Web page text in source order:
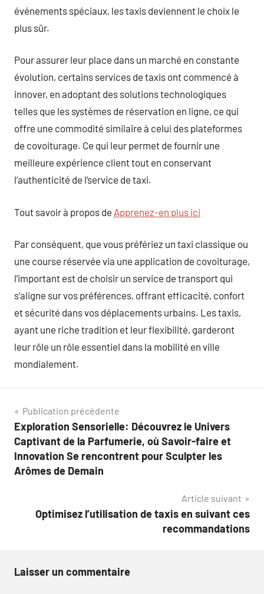
événements spéciaux, les taxis deviennent le choix le
plus sûr.
Pour assurer leur place dans un marché en constante
évolution, certains services de taxis ont commencé à
innover, en adoptant des solutions technologiques
telles que les systèmes de réservation en ligne, ce qui
offre une commodité similaire à celui des plateformes
de covoiturage. Ce qui leur permet de fournir une
meilleure expérience client tout en conservant
l’authenticité de l’service de taxi.
Tout savoir à propos de Apprenez-en plus ici
Par conséquent, que vous préfériez un taxi classique ou
une course réservée via une application de covoiturage,
l’important est de choisir un service de transport qui
s’aligne sur vos préférences, offrant efficacité, confort
et sécurité dans vos déplacements urbains. Les taxis,
ayant une riche tradition et leur flexibilité, garderont
leur rôle un rôle essentiel dans la mobilité en ville
mondialement.
Navigation
de
l’article
Publication précédente
Exploration Sensorielle: Découvrez le Univers
Captivant de la Parfumerie, où Savoir-faire et
Innovation Se rencontrent pour Sculpter les
Arômes de Demain
Article suivant
Optimisez l’utilisation de taxis en suivant ces
recommandations
Laisser un commentaire